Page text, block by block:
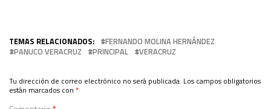
TEMAS RELACIONADOS:
FERNANDO MOLINA HERNÁNDEZ
PANUCO VERACRUZ
PRINCIPAL VERACRUZ
Tu dirección de correo electrónico no será publicada. Los campos obligatorios
están marcados con *